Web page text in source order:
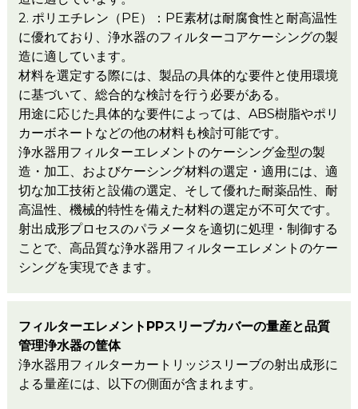
2. ポリエチレン（PE）：PE素材は耐腐食性と耐高温性
に優れており、浄水器のフィルターコアケーシングの製
造に適しています。
材料を選定する際には、製品の具体的な要件と使用環境
に基づいて、総合的な検討を行う必要がある。
用途に応じた具体的な要件によっては、ABS樹脂やポリ
カーボネートなどの他の材料も検討可能です。
浄水器用フィルターエレメントのケーシング金型の製
造・加工、およびケーシング材料の選定・適用には、適
切な加工技術と設備の選定、そして優れた耐薬品性、耐
高温性、機械的特性を備えた材料の選定が不可欠です。
射出成形プロセスのパラメータを適切に処理・制御する
ことで、高品質な浄水器用フィルターエレメントのケー
シングを実現できます。
フィルターエレメントPPスリーブカバーの量産と品質
管理浄水器の筐体
浄水器用フィルターカートリッジスリーブの射出成形に
よる量産には、以下の側面が含まれます。